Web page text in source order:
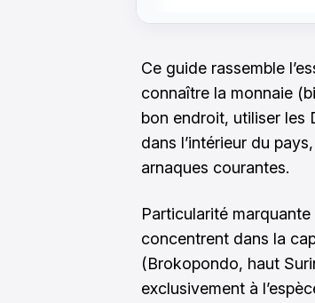
Ce guide rassemble
connaître la monnaie
bon endroit, utiliser les
dans l’intérieur du
arnaques courantes.
Particularité
concentrent dans la
(Brokopondo, haut
exclusivement à